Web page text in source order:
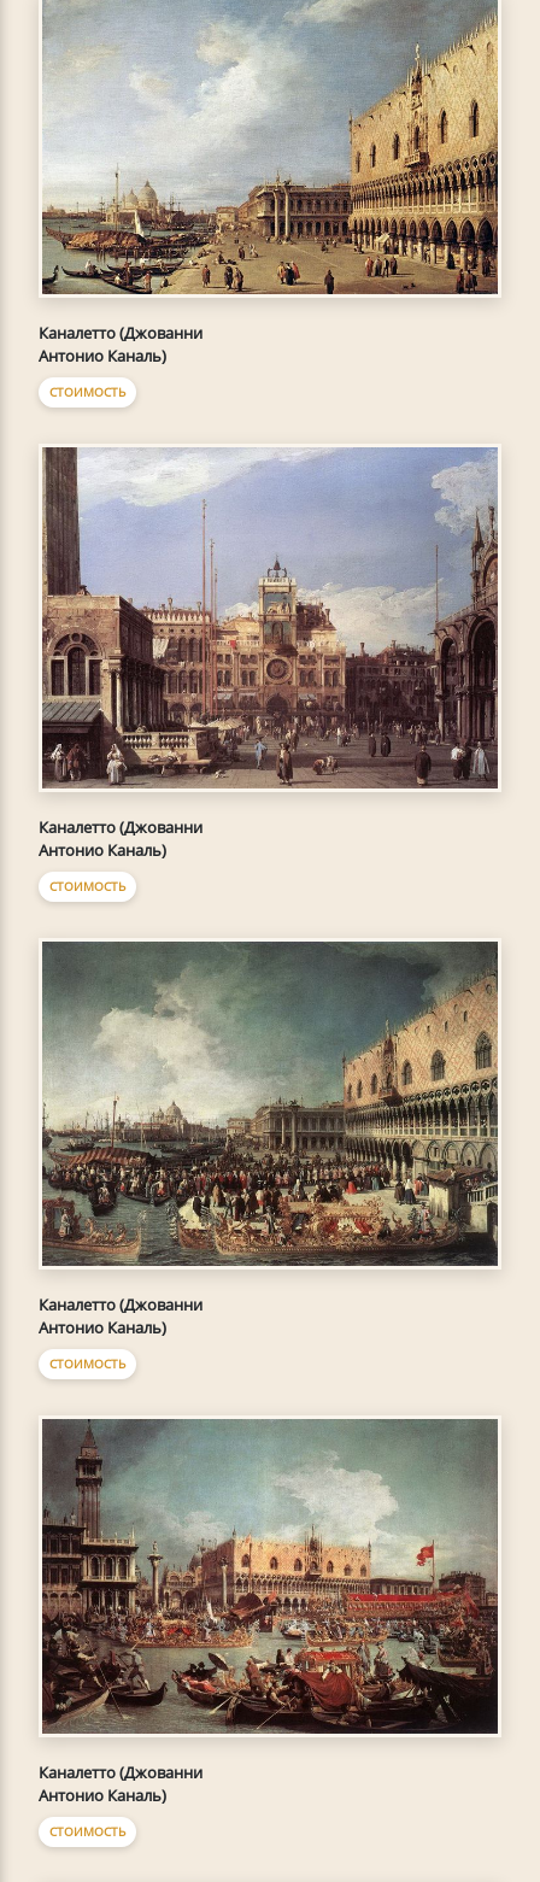
Каналетто (Джованни
Антонио Каналь)
СТОИМОСТЬ
Каналетто (Джованни
Антонио Каналь)
СТОИМОСТЬ
Каналетто (Джованни
Антонио Каналь)
СТОИМОСТЬ
Каналетто (Джованни
Антонио Каналь)
СТОИМОСТЬ